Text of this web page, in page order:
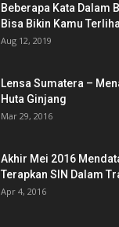
Beberapa Kata Dalam
Bisa Bikin Kamu
Aug 12, 2019
Lensa Sumatera –
Huta Ginjang
Mar 29, 2016
Akhir Mei 2016
Terapkan SIN Dalam
Apr 4, 2016